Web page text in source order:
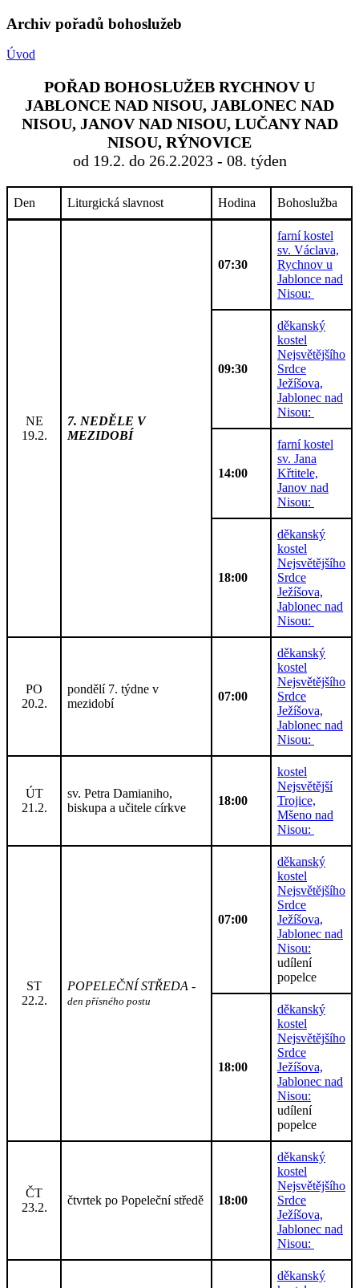
Archiv pořadů bohoslužeb
Úvod
POŘAD BOHOSLUŽEB RYCHNOV U
JABLONCE NAD NISOU, JABLONEC NAD
NISOU, JANOV NAD NISOU, LUČANY NAD
NISOU, RÝNOVICE
od 19.2. do 26.2.2023 - 08. týden
Den Liturgická slavnost Hodina Bohoslužba
NE
19.2.
7. NEDĚLE V
MEZIDOBÍ
07:30
farní kostel
sv. Václava,
Rychnov u
Jablonce nad
Nisou:
09:30
děkanský
kostel
Nejsvětějšího
Srdce
Ježíšova,
Jablonec nad
Nisou:
14:00
farní kostel
sv. Jana
Křtitele,
Janov nad
Nisou:
18:00
děkanský
kostel
Nejsvětějšího
Srdce
Ježíšova,
Jablonec nad
Nisou:
PO
20.2.
pondělí 7. týdne v
mezidobí
07:00
děkanský
kostel
Nejsvětějšího
Srdce
Ježíšova,
Jablonec nad
Nisou:
ÚT
21.2.
sv. Petra Damianiho,
biskupa a učitele církve
18:00
kostel
Nejsvětější
Trojice,
Mšeno nad
Nisou:
ST
22.2.
POPELEČNÍ STŘEDA -
den přísného postu
07:00
děkanský
kostel
Nejsvětějšího
Srdce
Ježíšova,
Jablonec nad
Nisou:
udílení
popelce
18:00
děkanský
kostel
Nejsvětějšího
Srdce
Ježíšova,
Jablonec nad
Nisou:
udílení
popelce
ČT
23.2.
čtvrtek po Popeleční středě 18:00
děkanský
kostel
Nejsvětějšího
Srdce
Ježíšova,
Jablonec nad
Nisou:
děkanský